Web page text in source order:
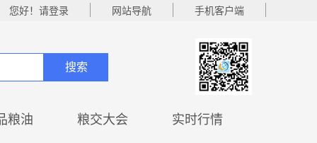
手机客户端
网站导航
您好！请登录
搜索
粮油 粮交大会 实时行情